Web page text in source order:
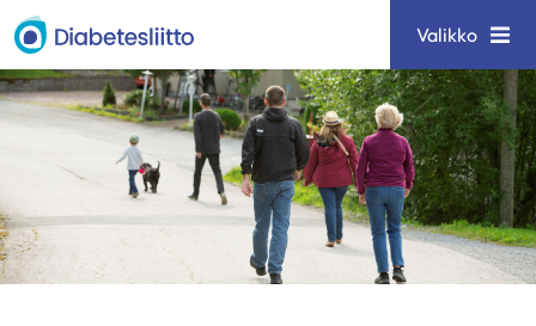
Siirry
sisältöön
Diabetesliitto Valikko